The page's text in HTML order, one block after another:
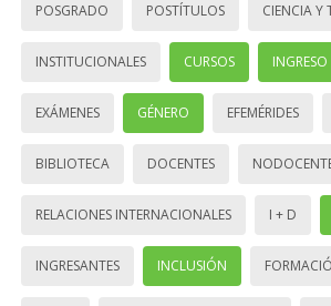
POSGRADO POSTÍTULOS CIENCIA Y
INSTITUCIONALES CURSOS INGRESO
EXÁMENES GÉNERO EFEMÉRIDES
BIBLIOTECA DOCENTES
RELACIONES INTERNACIONALES I + D
INGRESANTES INCLUSIÓN